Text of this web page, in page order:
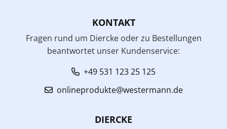
KONTAKT
Fragen rund um Diercke oder zu Bestellungen
beantwortet unser Kundenservice:
+49 531 123 25 125
onlineprodukte@westermann.de
DIERCKE